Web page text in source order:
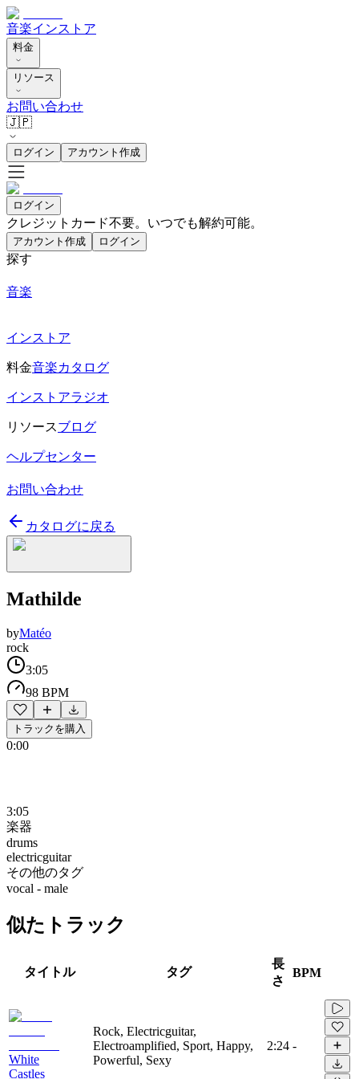
音楽インストア
料金
リソース
お問い合わせ
🇯🇵
ログイン アカウント作成
ログイン
クレジットカード不要。いつでも解約可能。
アカウント作成 ログイン
探す
音楽
インストア
料金音楽カタログ
インストアラジオ
リソースブログ
ヘルプセンター
お問い合わせ
カタログに戻る
Mathilde
byMatéo
rock
3:05
98 BPM
トラックを購入
0:00
3:05
楽器
drums
electricguitar
その他のタグ
vocal - male
似たトラック
タイトル タグ
長
さ
BPM
White
Castles
Rock, Electricguitar,
Electroamplified, Sport, Happy,
Powerful, Sexy
2:24 -